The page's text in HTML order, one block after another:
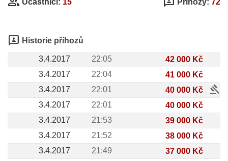
Účastníci: 15 Příhozy: 72
3p Historie příhozů
3.4.2017 22:05
42 000 Kč
3.4.2017
22:04
41 000 Kč
3.4.2017
22:01 40 000 Kč gavel
3.4.2017 22:01
40 000 Kč
3.4.2017
21:53
39 000 Kč
3.4.2017
21:52
38 000 Kč
3.4.2017
21:49
37 000 Kč